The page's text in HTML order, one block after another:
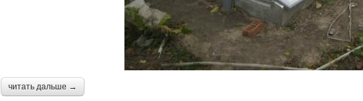
читать дальше →